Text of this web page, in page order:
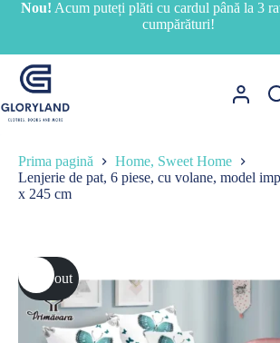
SariNou! Acum puteți plăti cu cardul până la 3
cumpărături!
Prima pagină
Home, Sweet Home
Lenjerie de pat, 6 piese, cu volane, model
x 245 cm
Sold out